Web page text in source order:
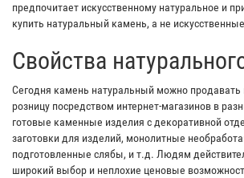
предпочитает искусственному натуральное и
купить натуральный камень, а не
Свойства
Сегодня камень натуральный можно продавать
розницу посредством интернет-магазинов в
готовые каменные изделия с декоративной
заготовки для изделий, монолитные
подготовленные слябы, и т.д. Людям
широкий выбор и неплохие ценовые